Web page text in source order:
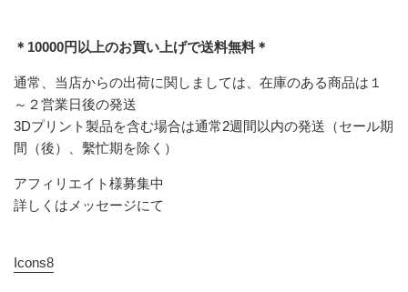
＊10000円以上のお買い上げで送料無料＊
通常、当店からの出荷に関しましては、在庫のある商品は１
～２営業日後の発送
3Dプリント製品を含む場合は通常2週間以内の発送（セール期
間（後）、繫忙期を除く）
アフィリエイト様募集中
詳しくはメッセージにて
Icons8